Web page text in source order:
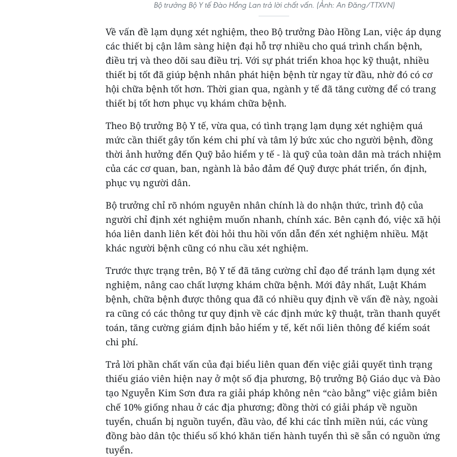
Bộ trưởng Bộ Y tế Đào Hồng Lan trả lời chất vấn. (Ảnh: An Đăng/TTXVN)
Về vấn đề lạm dụng xét nghiệm, theo Bộ trưởng Đào Hồng Lan, việc áp dụng
các thiết bị cận lâm sàng hiện đại hỗ trợ nhiều cho quá trình chẩn bệnh,
điều trị và theo dõi sau điều trị. Với sự phát triển khoa học kỹ thuật, nhiều
thiết bị tốt đã giúp bệnh nhân phát hiện bệnh từ ngay từ đầu, nhờ đó có cơ
hội chữa bệnh tốt hơn. Thời gian qua, ngành y tế đã tăng cường để có trang
thiết bị tốt hơn phục vụ khám chữa bệnh.
Theo Bộ trưởng Bộ Y tế, vừa qua, có tình trạng lạm dụng xét nghiệm quá
mức cần thiết gây tốn kém chi phí và tâm lý bức xúc cho người bệnh, đồng
thời ảnh hưởng đến Quỹ bảo hiểm y tế - là quỹ của toàn dân mà trách nhiệm
của các cơ quan, ban, ngành là bảo đảm để Quỹ được phát triển, ổn định,
phục vụ người dân.
Bộ trưởng chỉ rõ nhóm nguyên nhân chính là do nhận thức, trình độ của
người chỉ định xét nghiệm muốn nhanh, chính xác. Bên cạnh đó, việc xã hội
hóa liên danh liên kết đòi hỏi thu hồi vốn dẫn đến xét nghiệm nhiều. Mặt
khác người bệnh cũng có nhu cầu xét nghiệm.
Trước thực trạng trên, Bộ Y tế đã tăng cường chỉ đạo để tránh lạm dụng xét
nghiệm, nâng cao chất lượng khám chữa bệnh. Mới đây nhất, Luật Khám
bệnh, chữa bệnh được thông qua đã có nhiều quy định về vấn đề này, ngoài
ra cũng có các thông tư quy định về các định mức kỹ thuật, trần thanh quyết
toán, tăng cường giám định bảo hiểm y tế, kết nối liên thông để kiểm soát
chi phí.
Trả lời phần chất vấn của đại biểu liên quan đến việc giải quyết tình trạng
thiếu giáo viên hiện nay ở một số địa phương, Bộ trưởng Bộ Giáo dục và Đào
tạo Nguyễn Kim Sơn đưa ra giải pháp không nên “cào bằng” việc giảm biên
chế 10% giống nhau ở các địa phương; đồng thời có giải pháp về nguồn
tuyển, chuẩn bị nguồn tuyển, đầu vào, để khi các tỉnh miền núi, các vùng
đồng bào dân tộc thiểu số khó khăn tiến hành tuyển thì sẽ sẵn có nguồn ứng
tuyển.